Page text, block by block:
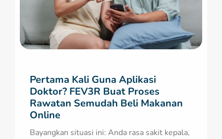
Pertama Kali Guna Aplikasi
Doktor? FEV3R Buat Proses
Rawatan Semudah Beli Makanan
Online
Bayangkan situasi ini: Anda rasa sakit kepala,